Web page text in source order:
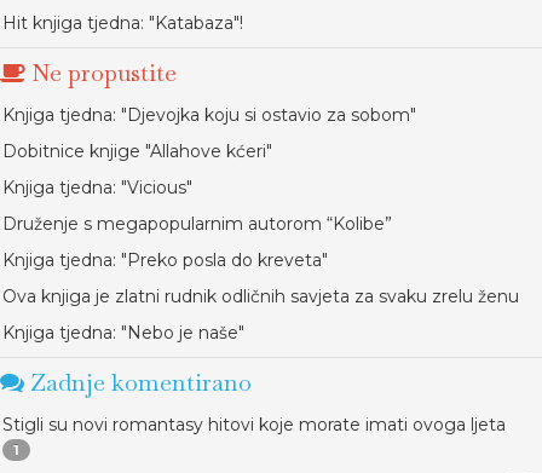
Hit knjiga tjedna: "Katabaza"!
Ne propustite
Knjiga tjedna: "Djevojka koju si ostavio za sobom"
Dobitnice knjige "Allahove kćeri"
Knjiga tjedna: "Vicious"
Druženje s megapopularnim autorom “Kolibe”
Knjiga tjedna: "Preko posla do kreveta"
Ova knjiga je zlatni rudnik odličnih savjeta za svaku zrelu ženu
Knjiga tjedna: "Nebo je naše"
Zadnje komentirano
Stigli su novi romantasy hitovi koje morate imati ovoga ljeta
1